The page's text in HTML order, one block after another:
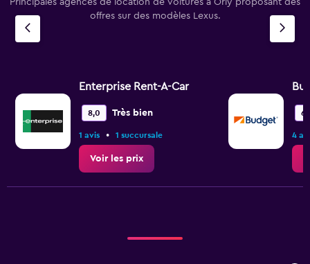
Principales agences de location de voitures à Orly proposant des
offres sur des modèles Lexus.
Enterprise Rent-A-Car
8,0 Très bien
1 avis • 1 succursale
Voir les prix
4